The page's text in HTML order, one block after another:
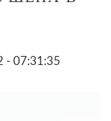
- 07:31:35